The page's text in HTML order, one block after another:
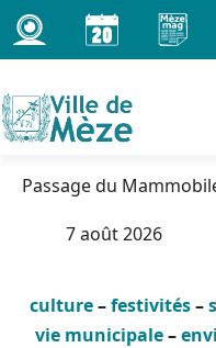
Passer
au
contenu
Passage du
7 août 2026
culture–festivités–
vie municipale–